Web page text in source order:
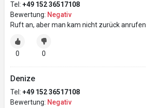
Tel: +49 152 36517108
Bewertung: Negativ
Ruft an, aber man kam nicht zurück anrufen.
0 0
Denize
Tel: +49 152 36517108
Bewertung: Negativ